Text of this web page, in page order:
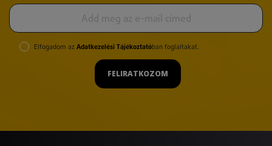
Elfogadom az Adatkezelési Tájékoztatóban foglaltakat.
FELIRATKOZOM